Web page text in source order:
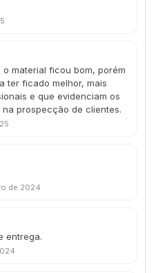
material ficou bom, porém
ter ficado melhor, mais
e que evidenciam os
prospecção de clientes.
de 2024
entrega.